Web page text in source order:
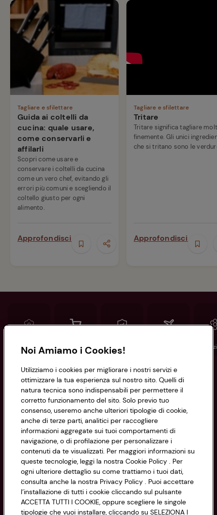
Tagliare e sfilettare
Guida ai coltelli da
cucina: quale usare,
come conservarli e
affilarli
Scopri come usare e
conservare i coltelli da cucina
come un vero chef, evitando gli
errori più comuni e scegliendo il
coltello giusto per ogni
alimento.
Approfondisci
Tagliare e sfilettare
Tritare
Tritare significa tagliare
finemente. Gli unici
che si tritano sono le
Approfondisci
Conad Spesa online Assicurazioni
Informazioni
Privacy Policy
Cookie Policy
Impostazioni Cookie
Accessibilità
CONAD SOCIETÀ COOPERATIVA
Via Michelino, 59 | 40127 BOLOGNA
Codice Fiscale e Registro Imprese
di Bologna 00865960157
PARTITA IVA 03320960374
Servizio clienti
Noi Amiamo i Cookies!
Utilizziamo i cookies per migliorare i nostri servizi e
ottimizzare la tua esperienza sul nostro sito. Quelli di
natura tecnica sono indispensabili per permettere il
corretto funzionamento del sito. Solo previo tuo
consenso, useremo anche ulteriori tipologie di cookie,
anche di terze parti, analitici per raccogliere
informazioni aggregate sui tuoi comportamenti di
navigazione, o di profilazione per personalizzare i
contenuti da te visualizzati. Per maggiori informazioni su
queste tecnologie, leggi la nostra Cookie Policy . Per
ogni ulteriore dettaglio su come trattiamo i tuoi dati,
consulta anche la nostra Privacy Policy . Puoi accettare
l’installazione di tutti i cookie cliccando sul pulsante
ACCETTA TUTTI I COOKIE, oppure scegliere le singole
tipologie che vuoi installare, cliccando su SELEZIONA I